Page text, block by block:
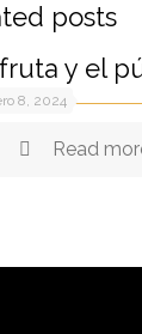
posts
8, 2024
y el
Read